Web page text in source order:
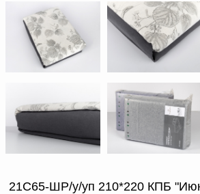
Новости | Статьи
21С65-ШР/у/уп 210*220 КПБ